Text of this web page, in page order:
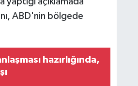
ABD'nin bölgede
hazırlığında,